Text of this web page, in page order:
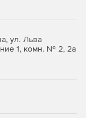
ул. Льва
1, комн. № 2, 2а